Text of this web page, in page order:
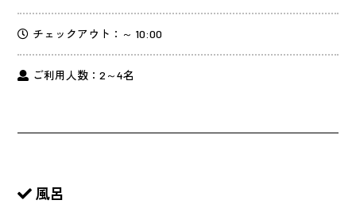
チェックアウト：～ 10:00
ご利用人数：2～4名
風呂